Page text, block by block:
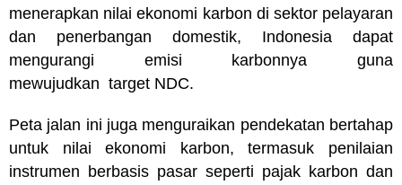
menerapkan nilai ekonomi karbon di sektor pelayaran
dan penerbangan domestik, Indonesia dapat
mengurangi emisi karbonnya guna
mewujudkan target NDC.
Peta jalan ini juga menguraikan pendekatan bertahap
untuk nilai ekonomi karbon, termasuk penilaian
instrumen berbasis pasar seperti pajak karbon dan